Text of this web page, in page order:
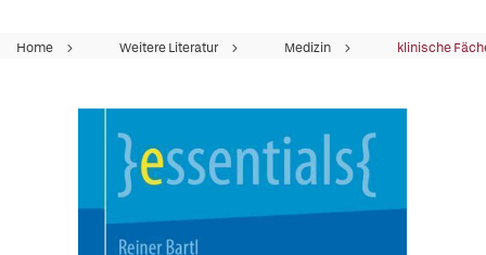
Home Weitere Literatur Medizin klinische